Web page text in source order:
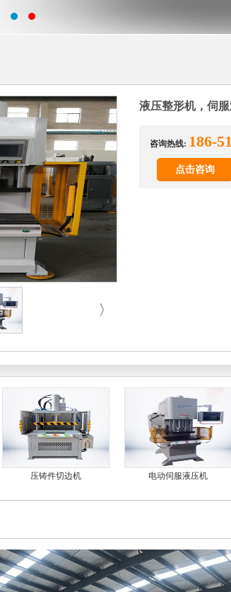
〉
液压整形机，伺
咨询热线: 186-
点击咨询
压铸件切边机 电动伺服液压机